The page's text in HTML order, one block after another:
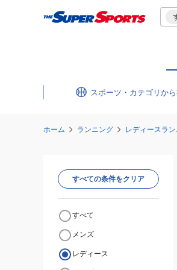
スポーツ・カテゴリ
ホーム ランニング レディースラ
すべての条件をクリア
すべて
メンズ
レディース